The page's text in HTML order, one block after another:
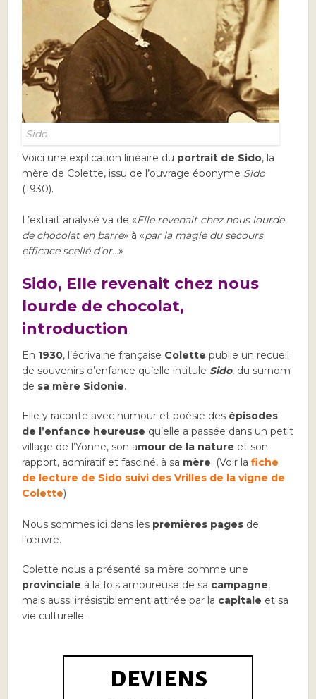
Sido
Voici une explication linéaire du portrait de Sido, la
mère de Colette, issu de l’ouvrage éponyme Sido
(1930).
L’extrait analysé va de «Elle revenait chez nous lourde
de chocolat en barre» à «par la magie du secours
efficace scellé d’or…»
Sido, Elle revenait chez nous
lourde de chocolat,
introduction
En 1930, l’écrivaine française Colette publie un recueil
de souvenirs d’enfance qu’elle intitule Sido, du surnom
de sa mère Sidonie.
Elle y raconte avec humour et poésie des épisodes
de l’enfance heureuse qu’elle a passée dans un petit
village de l’Yonne, son amour de la nature et son
rapport, admiratif et fasciné, à sa mère. (Voir lafiche
de lecture de Sido suivi des Vrilles de la vigne de
Colette)
Nous sommes ici dans les premières pages de
l’œuvre.
Colette nous a présenté sa mère comme une
provinciale à la fois amoureuse de sa campagne,
mais aussi irrésistiblement attirée par la capitale et sa
vie culturelle.
DEVIENS